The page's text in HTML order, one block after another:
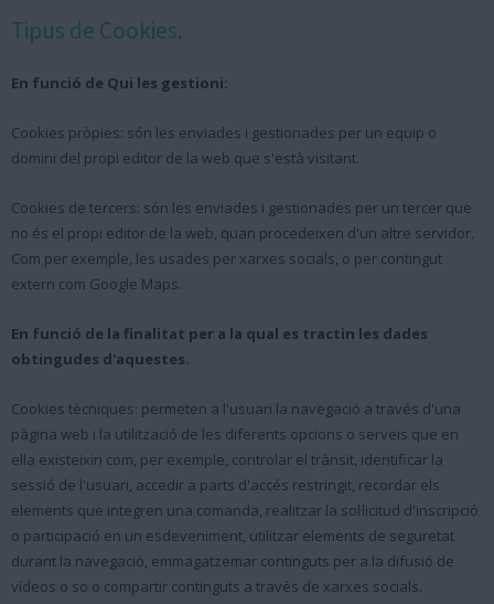
Tipus de Cookies.
En funció de Qui les gestioni:
Cookies pròpies: són les enviades i gestionades per un equip o
domini del propi editor de la web que s'està visitant.
Cookies de tercers: són les enviades i gestionades per un tercer que
no és el propi editor de la web, quan procedeixen d'un altre servidor.
Com per exemple, les usades per xarxes socials, o per contingut
extern com Google Maps.
En funció de la finalitat per a la qual es tractin les dades
obtingudes d'aquestes.
Cookies tècniques: permeten a l'usuari la navegació a través d'una
pàgina web i la utilització de les diferents opcions o serveis que en
ella existeixin com, per exemple, controlar el trànsit, identificar la
sessió de l'usuari, accedir a parts d'accés restringit, recordar els
elements que integren una comanda, realitzar la sol·licitud d'inscripció
o participació en un esdeveniment, utilitzar elements de seguretat
durant la navegació, emmagatzemar continguts per a la difusió de
vídeos o so o compartir continguts a través de xarxes socials.